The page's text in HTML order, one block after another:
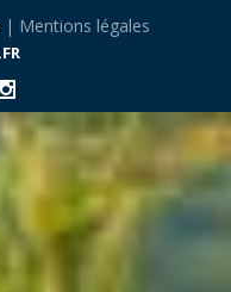
| Mentions légales